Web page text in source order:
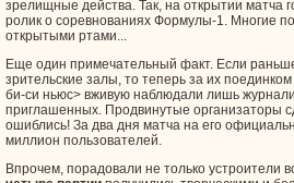
зрелищные действа. Так, на открытии матча
ролик о соревнованиях Формулы-1. Многие
открытыми ртами...
Еще один примечательный факт. Если
зрительские залы, то теперь за их
би-си ньюс> вживую наблюдали лишь
приглашенных. Продвинутые организаторы
ошиблись! За два дня матча на его
миллион пользователей.
Впрочем, порадовали не только устроители